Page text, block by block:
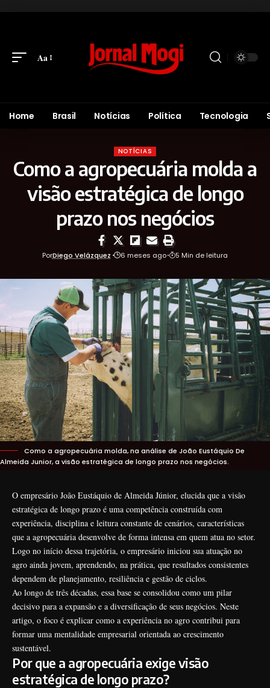
Aa
Home Brasil Notícias Política Tecnologia
NOTÍCIAS
Como a agropecuária molda a
visão estratégica de longo
prazo nos negócios
PorDiego Velázquez 6 meses ago 5 Min de leitura
Como a agropecuária molda, na análise de João Eustáquio De
Almeida Junior, a visão estratégica de longo prazo nos negócios.
O empresário João Eustáquio de Almeida Júnior, elucida que a visão
estratégica de longo prazo é uma competência construída com
experiência, disciplina e leitura constante de cenários, características
que a agropecuária desenvolve de forma intensa em quem atua no setor.
Logo no início dessa trajetória, o empresário iniciou sua atuação no
agro ainda jovem, aprendendo, na prática, que resultados consistentes
dependem de planejamento, resiliência e gestão de ciclos.
Ao longo de três décadas, essa base se consolidou como um pilar
decisivo para a expansão e a diversificação de seus negócios. Neste
artigo, o foco é explicar como a experiência no agro contribui para
formar uma mentalidade empresarial orientada ao crescimento
sustentável.
Por que a agropecuária exige visão
estratégica de longo prazo?